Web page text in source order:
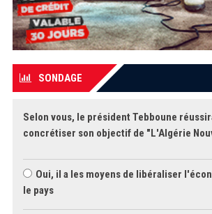
SONDAGE
Selon vous, le président Tebboune
concrétiser son objectif de "L'Algérie
Oui, il a les moyens de libéraliser
le pays